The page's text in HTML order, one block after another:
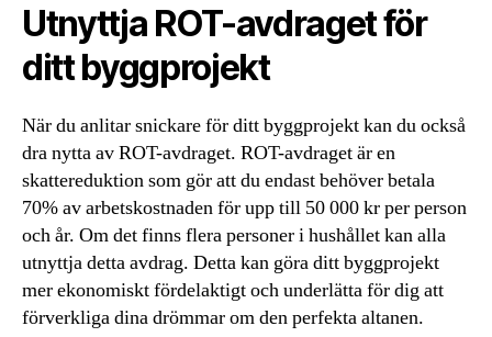
Utnyttja ROT-avdraget för
ditt byggprojekt
När du anlitar snickare för ditt byggprojekt kan du också
dra nytta av ROT-avdraget. ROT-avdraget är en
skattereduktion som gör att du endast behöver betala
70% av arbetskostnaden för upp till 50 000 kr per person
och år. Om det finns flera personer i hushållet kan alla
utnyttja detta avdrag. Detta kan göra ditt byggprojekt
mer ekonomiskt fördelaktigt och underlätta för dig att
förverkliga dina drömmar om den perfekta altanen.